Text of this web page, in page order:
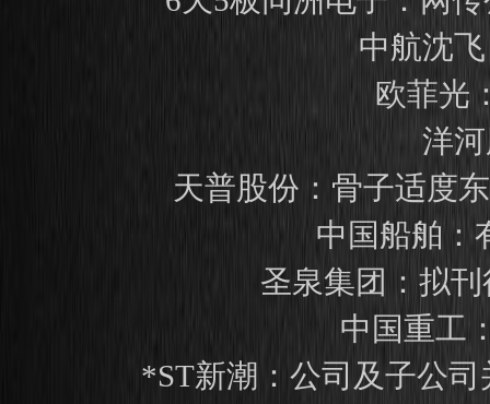
中航沈
欧菲光
洋
天普股份：骨子适度
中国船舶：
圣泉集团：拟
中国重工
*ST新潮：公司及子公